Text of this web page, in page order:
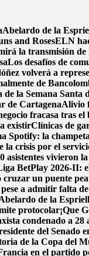
Abelardo de la
and RosesELN
la transmisión
Los desafíos de
volverá a
de
de la Semana
de CartagenaAlivio
fracasa tras el
existirClínicas de
Spotify: la
la crisis por el
vivieron
BetPlay 2026-II:
un puente
a admitir falta
de la
protocolar¡Que
condenado a 28
del Senado
de la Copa del
en el partido